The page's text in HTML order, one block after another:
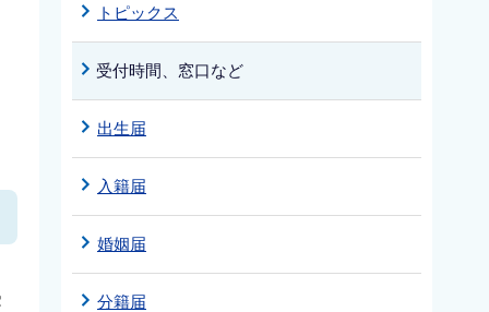
トピックス
受付時間、窓口など
出生届
入籍届
婚姻届
分籍届